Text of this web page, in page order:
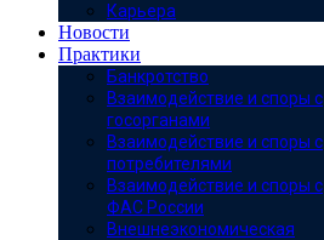
Карьера
Новости
Практики
Банкротство
Взаимодействие и споры с
госорганами
Взаимодействие и споры с
потребителями
Взаимодействие и споры с
ФАС России
Внешнеэкономическая